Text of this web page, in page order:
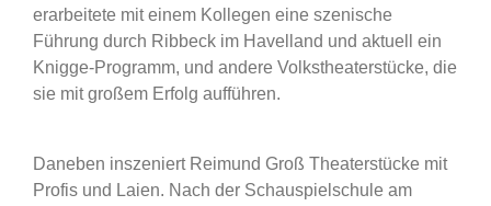
erarbeitete mit einem Kollegen eine szenische
Führung durch Ribbeck im Havelland und aktuell ein
Knigge-Programm, und andere Volkstheaterstücke, die
sie mit großem Erfolg aufführen.
Daneben inszeniert Reimund Groß Theaterstücke mit
Profis und Laien. Nach der Schauspielschule am